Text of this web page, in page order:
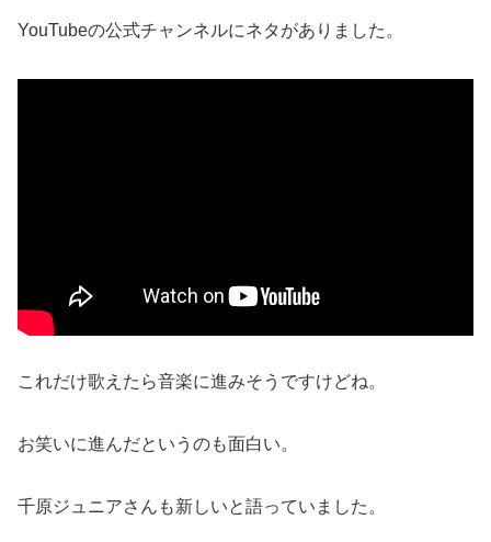
YouTubeの公式チャンネルにネタがありました。
これだけ歌えたら音楽に進みそうですけどね。
お笑いに進んだというのも面白い。
千原ジュニアさんも新しいと語っていました。